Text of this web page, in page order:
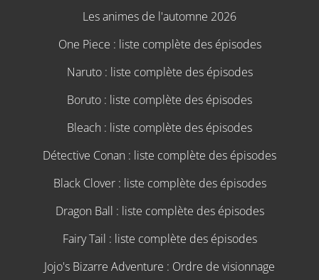
Les animes de l'automne 2026
One Piece : liste complète des épisodes
Naruto : liste complète des épisodes
Boruto : liste complète des épisodes
Bleach : liste complète des épisodes
Détective Conan : liste complète des épisodes
Black Clover : liste complète des épisodes
Dragon Ball : liste complète des épisodes
Fairy Tail : liste complète des épisodes
Jojo's Bizarre Adventure : Ordre de visionnage